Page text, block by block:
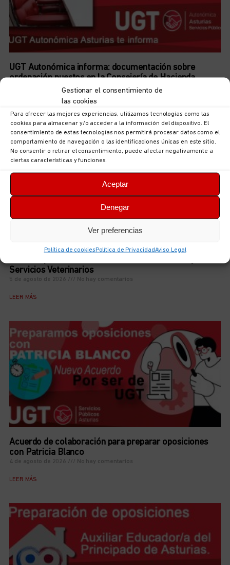
Gestionar el consentimiento de
las cookies
Para ofrecer las mejores experiencias, utilizamos tecnologías como las
cookies para almacenar y/o acceder a la información del dispositivo. El
consentimiento de estas tecnologías nos permitirá procesar datos como el
comportamiento de navegación o las identificaciones únicas en este sitio.
No consentir o retirar el consentimiento, puede afectar negativamente a
ciertas características y funciones.
Aceptar
Denegar
Ver preferencias
Política de cookiesPolítica de PrivacidadAviso Legal
UGT Autonómica informa: documentación sobre
ordenación puestos en la Consejería de Hacienda,
Justicia y Asuntos Europeos
5 de agosto de 2026 No hay comentarios
LEER MÁS
Servicios Veterinarios
5 de agosto de 2026 No hay comentarios
LEER MÁS
Acuerdo de colaboración para preparar oposiciones
con Patricia Blanco
4 de agosto de 2026 No hay comentarios
LEER MÁS